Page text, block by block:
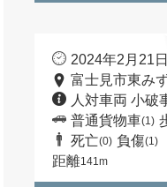
2024年2月21
富士見市東み
人対車両 小破
普通貨物車(1)
死亡(0) 負傷(1)
距離141m